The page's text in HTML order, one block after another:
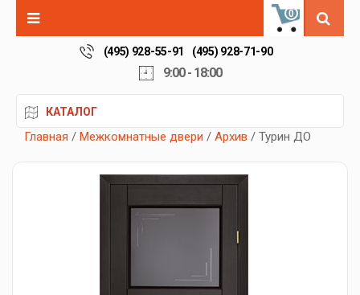
0
(495) 928-55-91 (495) 928-71-90
9:00 - 18:00
КАТАЛОГ
Главная / Межкомнатные двери / Архив / Турин ДО